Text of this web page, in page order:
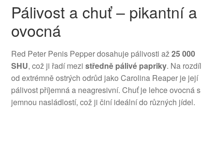
Pálivost a chuť – pikantní a
ovocná
Red Peter Penis Pepper dosahuje pálivosti až25 000
SHU, což ji řadí mezi středně pálivé papriky. Na rozdíl
od extrémně ostrých odrůd jako Carolina Reaper je její
pálivost příjemná a neagresivní. Chuť je lehce ovocná s
jemnou nasládlostí, což ji činí ideální do různých jídel.